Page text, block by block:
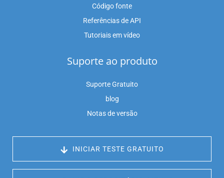
Código fonte
Referências de API
Tutoriais em vídeo
Suporte ao produto
Suporte Gratuito
blog
Notas de versão
INICIAR TESTE GRATUITO